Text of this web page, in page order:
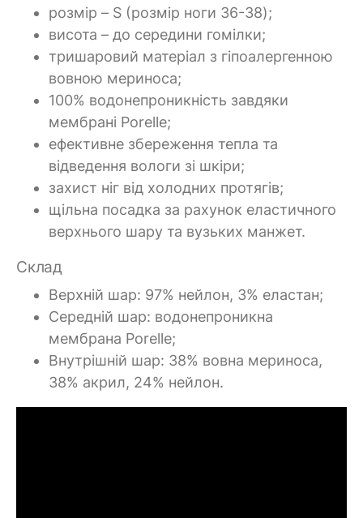
розмір – S (розмір ноги 36-38);
висота – до середини гомілки;
тришаровий матеріал з гіпоалергенною
вовною мериноса;
100% водонепроникність завдяки
мембрані Porelle;
ефективне збереження тепла та
відведення вологи зі шкіри;
захист ніг від холодних протягів;
щільна посадка за рахунок еластичного
верхнього шару та вузьких манжет.
Склад
Верхній шар: 97% нейлон, 3% еластан;
Середній шар: водонепроникна
мембрана Porelle;
Внутрішній шар: 38% вовна мериноса,
38% акрил, 24% нейлон.